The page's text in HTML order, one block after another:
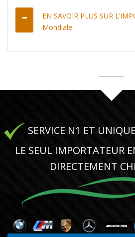
EN SAVOIR PLUS SUR
Mondiale
SERVICE N1 ET
LE SEUL IMPORTATEUR
DIRECTEMENT